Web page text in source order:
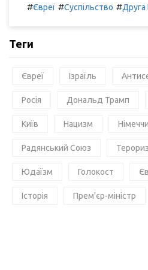
#Євреї #Суспільство #Друга
Теги
Євреї Ізраїль
Росія Дональд Трамп
Київ Нацизм
Радянський Союз
Юдаїзм Голокост
Історія Прем'єр-міністр